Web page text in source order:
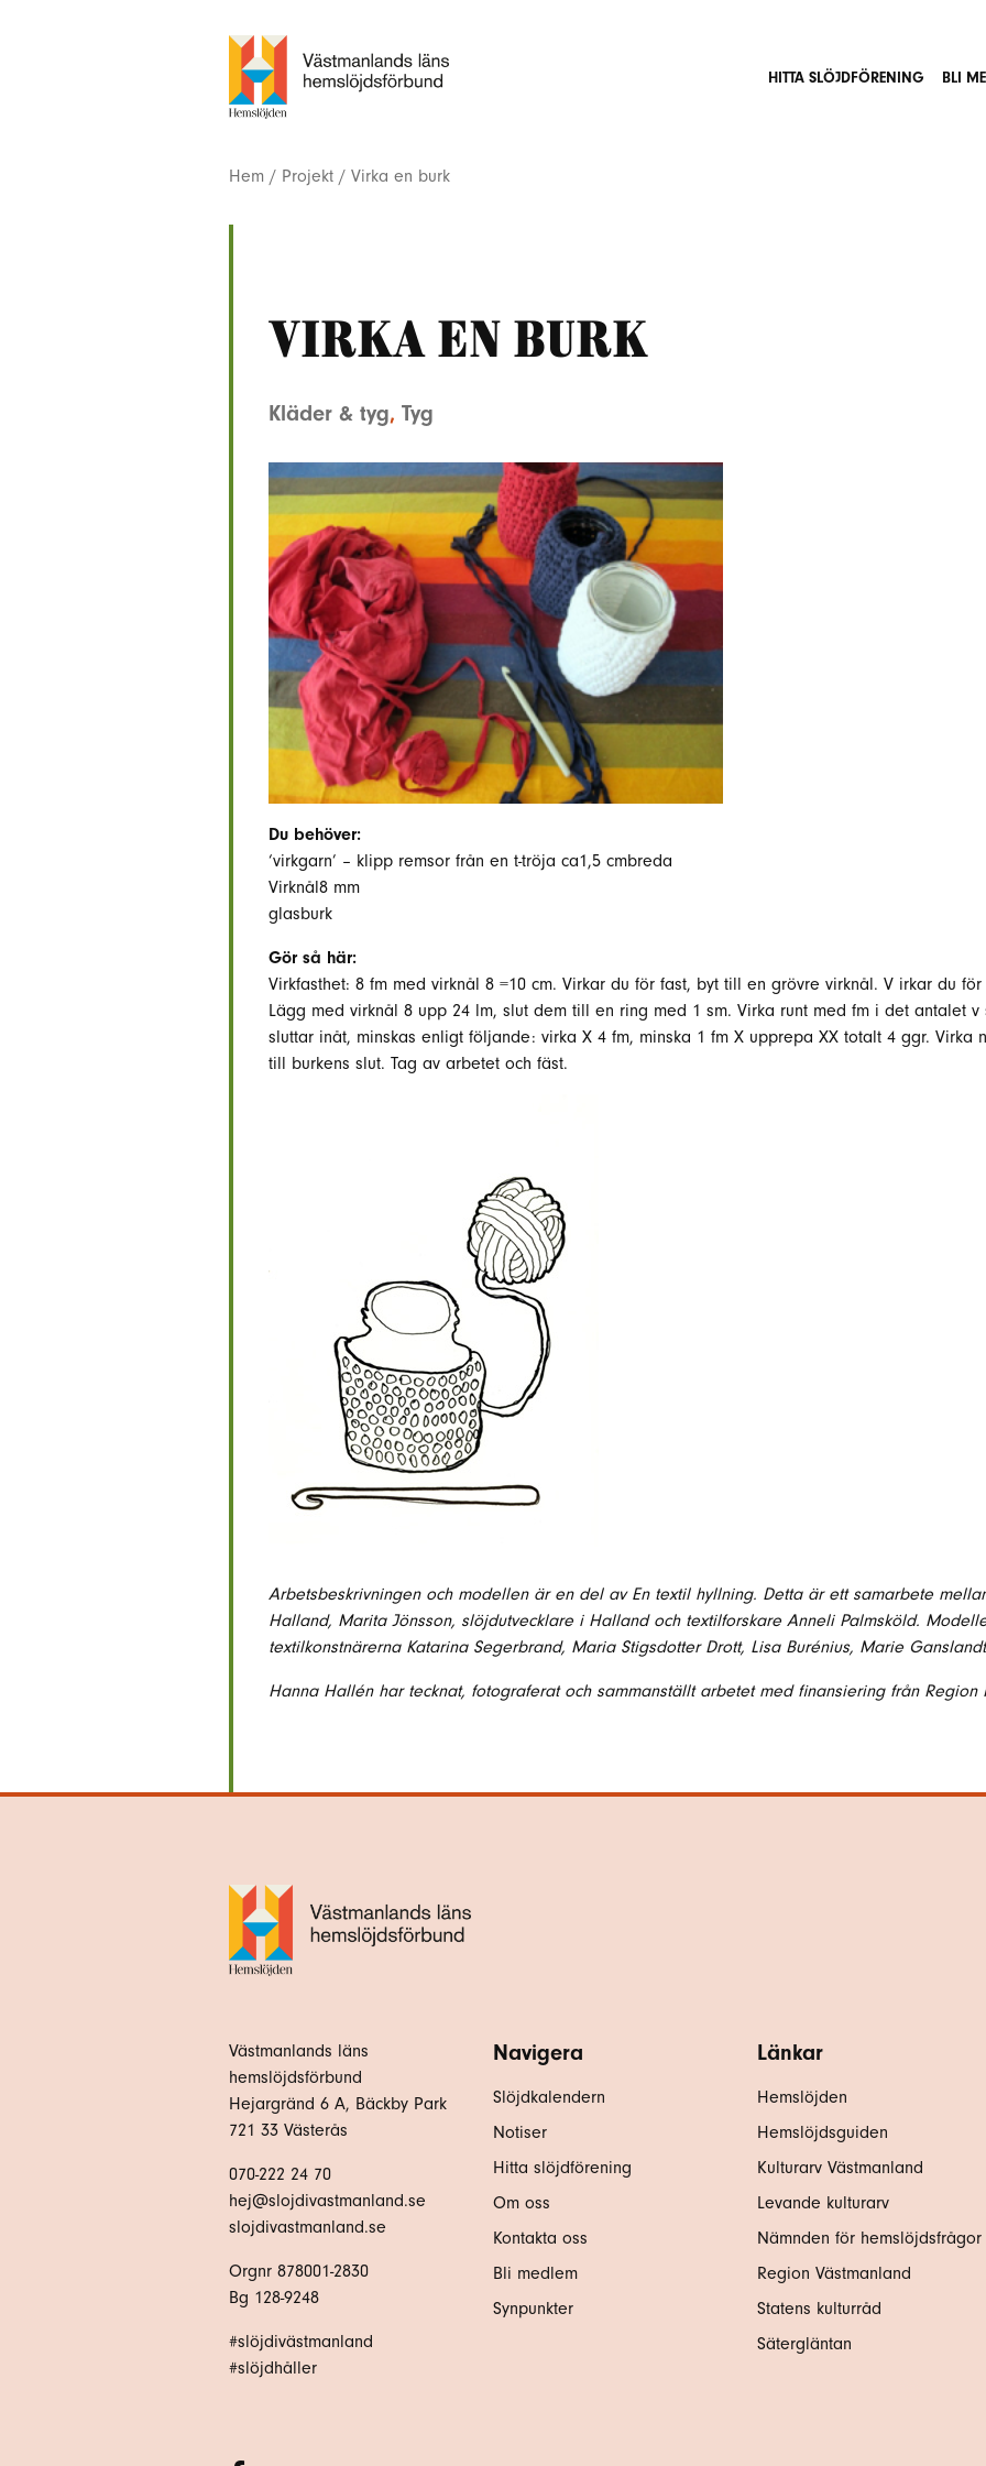
HITTA SLÖJDFÖRENING BLI
Hem / Projekt / Virka en burk
Virka en burk
Kläder & tyg, Tyg
Du behöver:
‘virkgarn’ – klipp remsor från en t-tröja ca1,5 cmbreda
Virknål8 mm
glasburk
Gör så här:
Virkfasthet: 8 fm med virknål 8 =10 cm. Virkar du för fast, byt till en grövre virknål. V irkar du
Lägg med virknål 8 upp 24 lm, slut dem till en ring med 1 sm. Virka runt med fm i det antalet v
sluttar inåt, minskas enligt följande: virka X 4 fm, minska 1 fm X upprepa XX totalt 4 ggr.
till burkens slut. Tag av arbetet och fäst.
Arbetsbeskrivningen och modellen är en del av En textil hyllning. Detta är ett samarbete
Halland, Marita Jönsson, slöjdutvecklare i Halland och textilforskare Anneli Palmsköld.
textilkonstnärerna Katarina Segerbrand, Maria Stigsdotter Drott, Lisa Burénius, Marie
Hanna Hallén har tecknat, fotograferat och sammanställt arbetet med finansiering från Region
Västmanlands läns
hemslöjdsförbund
Hejargränd 6 A, Bäckby Park
721 33 Västerås
070-222 24 70
hej@slojdivastmanland.se
slojdivastmanland.se
Orgnr 878001-2830
Bg 128-9248
#slöjdivästmanland
#slöjdhåller
Navigera
Slöjdkalendern
Notiser
Hitta slöjdförening
Om oss
Kontakta oss
Bli medlem
Synpunkter
Länkar
Hemslöjden
Hemslöjdsguiden
Kulturarv Västmanland
Levande kulturarv
Nämnden för hemslöjdsfrågor
Region Västmanland
Statens kulturråd
Sätergläntan